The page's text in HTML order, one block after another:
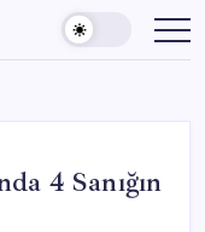
4 Sanığın